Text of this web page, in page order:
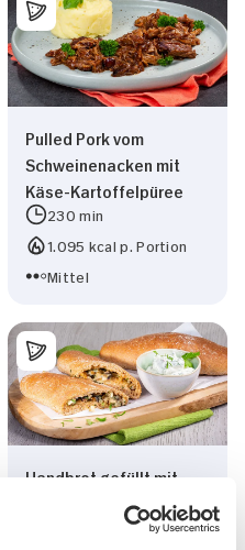
Pulled Pork vom
Schweinenacken mit
Käse-Kartoffelpüree
230 min
1.095 kcal p. Portion
Mittel
Handbrot gefüllt mit
Champignons und Käse
dazu Sour Cream